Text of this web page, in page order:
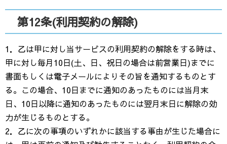
第12条(利用契約の解除)
1．乙は甲に対し当サービスの利用契約の解除をする時は、
甲に対し毎月10日(土、日、祝日の場合は前営業日)までに
書面もしくは電子メールによりその旨を通知するものとす
る。この場合、10日までに通知のあったものには当月末
日、10日以降に通知のあったものには翌月末日に解除の効
力が生じるものとする。
2．乙に次の事項のいずれかに該当する事由が生じた場合に